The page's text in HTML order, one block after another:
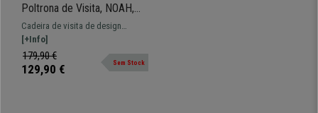
Poltrona de Visita, NOAH,
Acolchoada, Pernas
Castanhas, Em Pele Cor
Cinzento
Cadeira de visita de design
moderno NOAH. Um modelo
único, perfeito para dar um toque
de estilo ao escritório.
[+Info]
179,90 €
129,90 € Sem Stock